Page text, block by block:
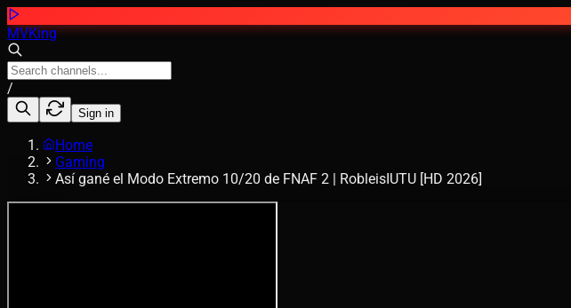
MVKing
/
Sign in
Home
Gaming
Así gané el Modo Extremo 10/20 de FNAF 2 | RobleisIUTU [HD 2026]